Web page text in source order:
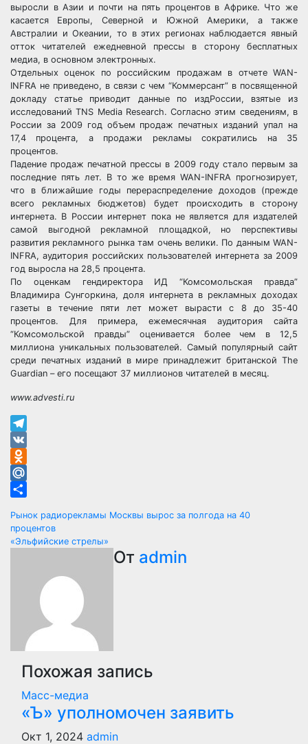
выросли в Азии и почти на пять процентов в Африке. Что же
касается Европы, Северной и Южной Америки, а также
Австралии и Океании, то в этих регионах наблюдается явный
отток читателей ежедневной прессы в сторону бесплатных
медиа, в основном электронных.
Отдельных оценок по российским продажам в отчете WAN-
INFRA не приведено, в связи с чем “Коммерсант” в посвященной
докладу статье приводит данные по издРоссии, взятые из
исследований TNS Media Research. Согласно этим сведениям, в
России за 2009 год объем продаж печатных изданий упал на
17,4 процента, а продажи рекламы сократились на 35
процентов.
Падение продаж печатной прессы в 2009 году стало первым за
последние пять лет. В то же время WAN-INFRA прогнозирует,
что в ближайшие годы перераспределение доходов (прежде
всего рекламных бюджетов) будет происходить в сторону
интернета. В России интернет пока не является для издателей
самой выгодной рекламной площадкой, но перспективы
развития рекламного рынка там очень велики. По данным WAN-
INFRA, аудитория российских пользователей интернета за 2009
год выросла на 28,5 процента.
По оценкам гендиректора ИД “Комсомольская правда”
Владимира Сунгоркина, доля интернета в рекламных доходах
газеты в течение пяти лет может вырасти с 8 до 35-40
процентов. Для примера, ежемесячная аудитория сайта
“Комсомольской правды” оценивается более чем в 12,5
миллиона уникальных пользователей. Самый популярный сайт
среди печатных изданий в мире принадлежит британской The
Guardian – его посещают 37 миллионов читателей в месяц.
www.advesti.ru
Telegram
VK
Odnoklassniki
Mail.Ru
Навигация
по
записям
Рынок радиорекламы Москвы вырос за полгода на 40
процентов
«Эльфийские стрелы»
От admin
Похожая запись
Масс-медиа
«Ъ» уполномочен заявить
Окт 1, 2024 admin